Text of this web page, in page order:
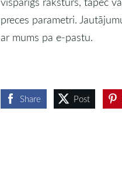
preces parametri.
ar mums pa e-pastu.
Share Post